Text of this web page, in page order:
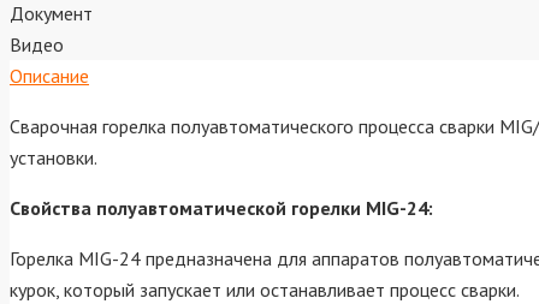
Документ
Видео
Описание
Сварочная горелка полуавтоматического процесса сварки
установки.
Свойства полуавтоматической горелки MIG-24:
Горелка MIG-24 предназначена для аппаратов
курок, который запускает или останавливает процесс сварки.